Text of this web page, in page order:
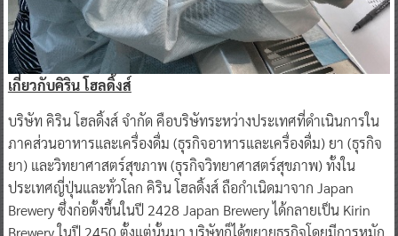
เกี่ยวกับคิริน โฮลดิ้งส์
บริษัท คิริน โฮลดิ้งส์ จำกัด คือบริษัทระหว่างประเทศที่ดำเนินการใน
ยา) และวิทยาศาสตร์สุขภาพ (ธุรกิจวิทยาศาสตร์สุขภาพ) ทั้งใน
ประเทศญี่ปุ่นและทั่วโลก คิริน โฮลดิ้งส์ ถือกำเนิดมาจาก Japan
Brewery ซึ่งก่อตั้งขึ้นในปี 2428 Japan Brewery ได้กลายเป็น Kirin
Brewery ในปี 2450 ตั้งแต่นั้นมา บริษัทก็ได้ขยายธุรกิจโดยมีการหมัก
และเทคโนโลยีชีวภาพเป็นเทคโนโลยีหลัก และเข้าสู่ธุรกิจเภสัชกรรม